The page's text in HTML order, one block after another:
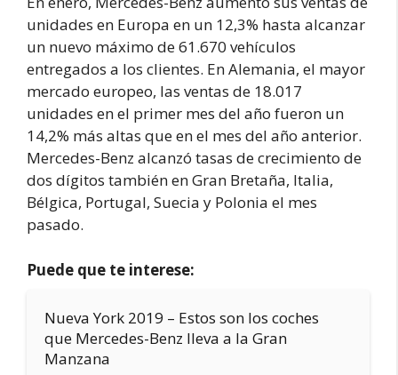
unidades en Europa en un 12,3% hasta alcanzar
un nuevo máximo de 61.670 vehículos
entregados a los clientes. En Alemania, el mayor
mercado europeo, las ventas de 18.017
unidades en el primer mes del año fueron un
14,2% más altas que en el mes del año anterior.
Mercedes-Benz alcanzó tasas de crecimiento de
dos dígitos también en Gran Bretaña, Italia,
Bélgica, Portugal, Suecia y Polonia el mes
pasado.
Puede que te interese:
Nueva York 2019 – Estos son los coches
que Mercedes-Benz lleva a la Gran
Manzana